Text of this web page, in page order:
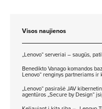
Visos naujienos
„Lenovo“ serveriai – saugūs,
Benedikto Vanago komandos
Lenovo“ renginys partneriams ir
„Lenovo“ pasirašė JAV
agentūros „Secure by Design“